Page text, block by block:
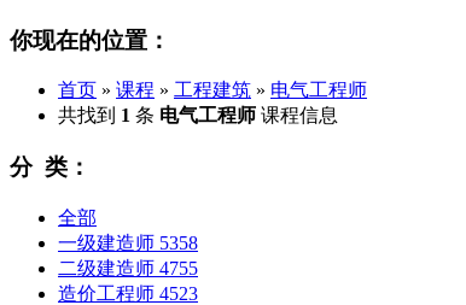
你现在的位置：
首页 » 课程 » 工程建筑 » 电气工程师
共找到 1 条 电气工程师 课程信息
分 类：
全部
一级建造师 5358
二级建造师 4755
造价工程师 4523